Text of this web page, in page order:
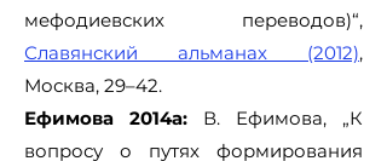
мефодиевских переводов)“,
Славянский альманах (2012),
Москва, 29–42.
Ефимова 2014а: В. Ефимова, „К
вопросу о путях формирования